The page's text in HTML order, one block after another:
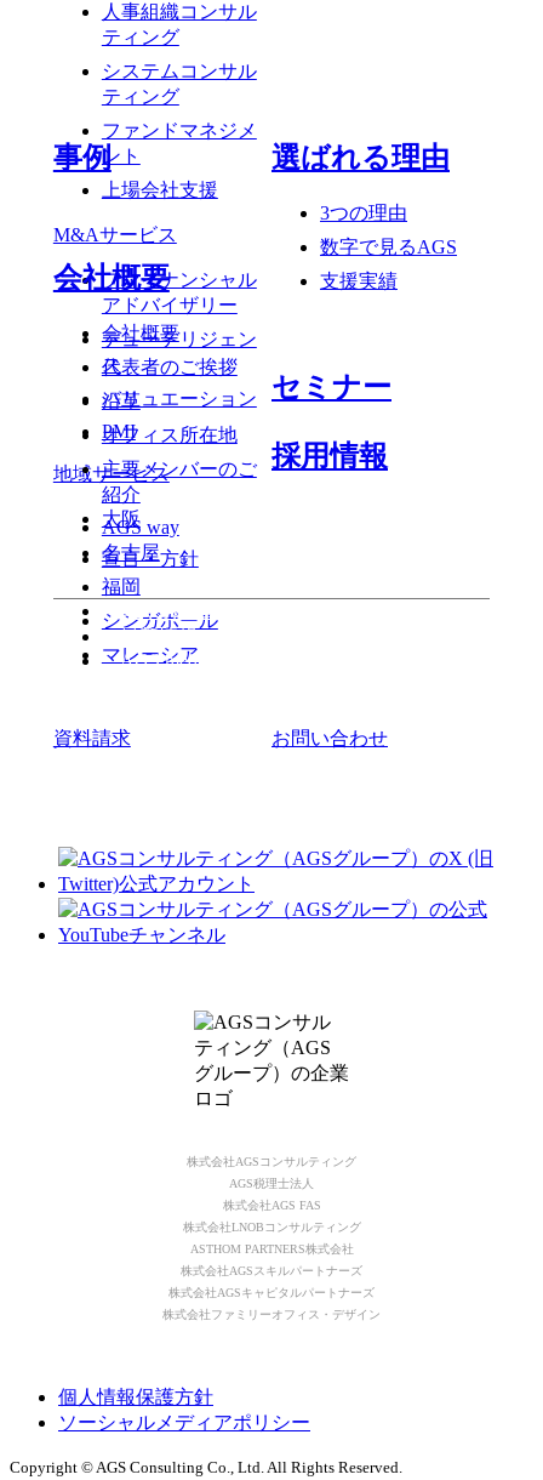
人事組織コンサル
ティング
システムコンサル
ティング
ファンドマネジメ
ント
上場会社支援
M&Aサービス
ファイナンシャル
アドバイザリー
デューデリジェン
ス
バリュエーション
PMI
地域サービス
大阪
名古屋
福岡
シンガポール
マレーシア
事例 選ばれる理由
3つの理由
数字で見るAGS
支援実績
会社概要
会社概要
代表者のご挨拶
沿革
オフィス所在地
主要メンバーのご
紹介
AGS way
宣言・方針
セミナー
採用情報
よくある質問
最新情報
AGS media
資料請求 お問い合わせ
株式会社AGSコンサルティング
AGS税理士法人
株式会社AGS FAS
株式会社LNOBコンサルティング
ASTHOM PARTNERS株式会社
株式会社AGSスキルパートナーズ
株式会社AGSキャピタルパートナーズ
株式会社ファミリーオフィス・デザイン
個人情報保護方針
ソーシャルメディアポリシー
Copyright © AGS Consulting Co., Ltd. All Rights Reserved.